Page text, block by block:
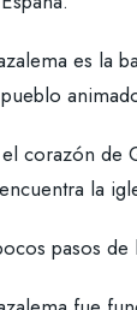
es la
corazón de
la
pasos de